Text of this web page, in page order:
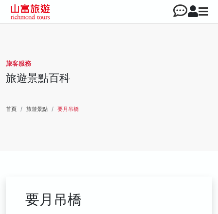
旅客服務
旅遊景點百科
首頁 旅遊景點 要月吊橋
要月吊橋